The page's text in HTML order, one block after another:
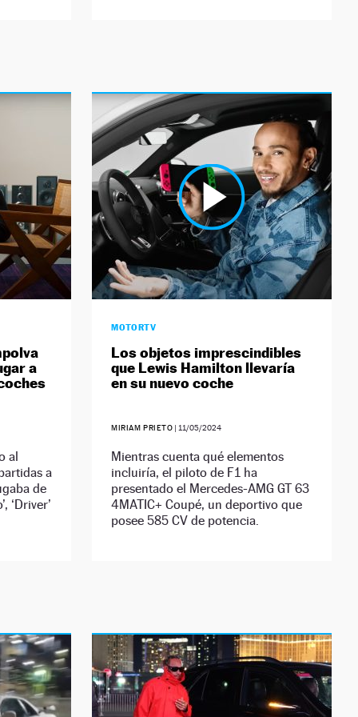
a
al
a
de
‘Driver’
MOTORTV
Los objetos imprescindibles
que Lewis Hamilton llevaría
en su nuevo coche
MIRIAM PRIETO | 11/05/2024
Mientras cuenta qué elementos
incluiría, el piloto de F1 ha
presentado el Mercedes-AMG GT 63
4MATIC+ Coupé, un deportivo que
posee 585 CV de potencia.